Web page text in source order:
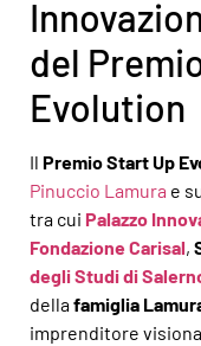
del
Evolution
Il Premio Start Up
Pinuccio Lamura e
tra cui Palazzo
Fondazione Carisal,
degli Studi di
dellafamiglia
imprenditore